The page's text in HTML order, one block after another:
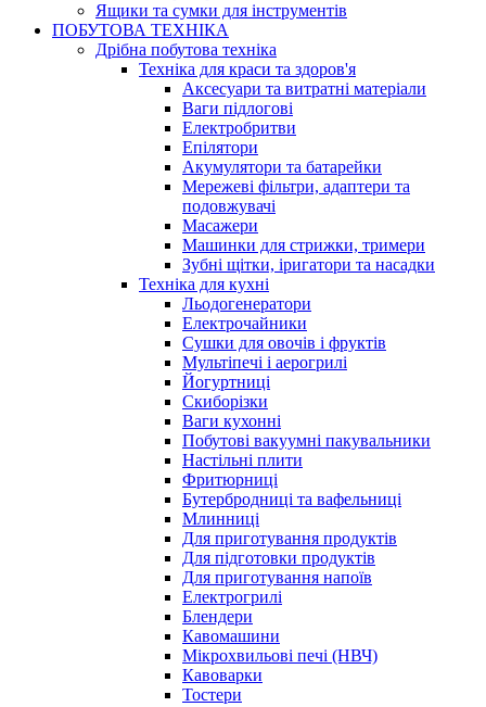
Ящики та сумки для інструментів
ПОБУТОВА ТЕХНІКА
Дрібна побутова техніка
Техніка для краси та здоров'я
Аксесуари та витратні матеріали
Ваги підлогові
Електробритви
Епілятори
Акумулятори та батарейки
Мережеві фільтри, адаптери та
подовжувачі
Масажери
Машинки для стрижки, тримери
Зубні щітки, іригатори та насадки
Техніка для кухні
Льодогенератори
Електрочайники
Сушки для овочів і фруктів
Мультіпечі і аерогрилі
Йогуртниці
Скиборізки
Ваги кухонні
Побутові вакуумні пакувальники
Настільні плити
Фритюрниці
Бутербродниці та вафельниці
Млинниці
Для приготування продуктів
Для підготовки продуктів
Для приготування напоїв
Електрогрилі
Блендери
Кавомашини
Мікрохвильові печі (НВЧ)
Кавоварки
Тостери